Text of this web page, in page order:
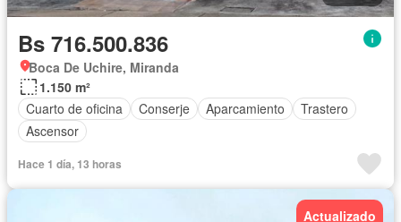
Bs 716.500.836
Boca De Uchire, Miranda
1.150 m²
Cuarto de oficina
Conserje Aparcamiento
Trastero
Ascensor
Hace 1 día, 13 horas
Actualizado